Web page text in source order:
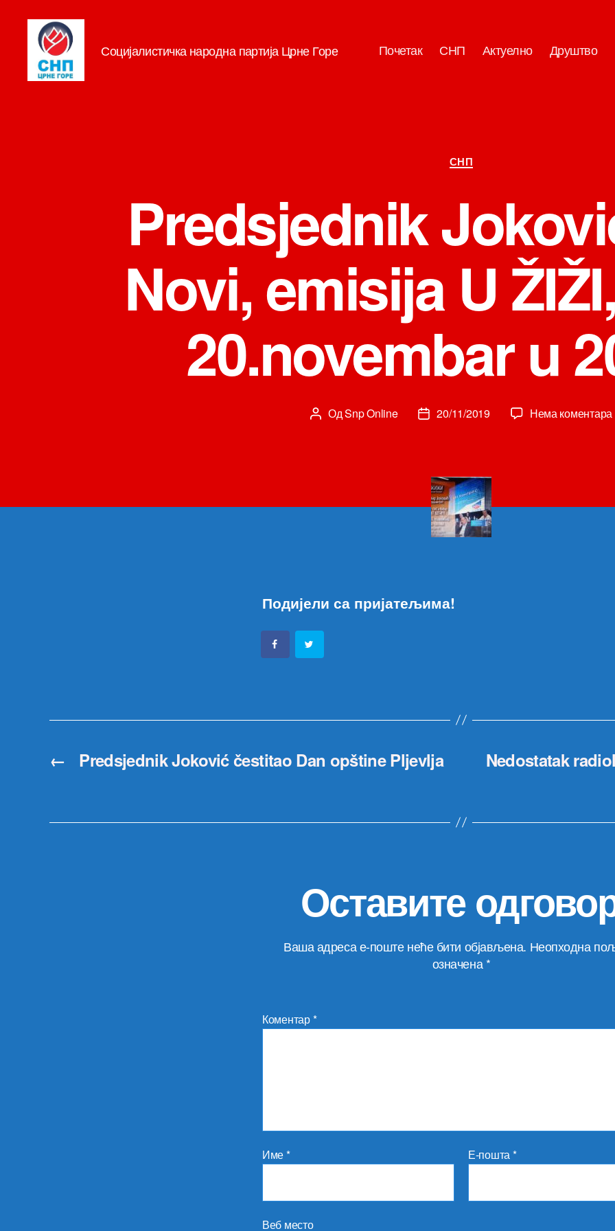
Социјалистичка народна партија Црне Горе Почетак СНП Актуелно Друштво
Категорије
СНП
Predsjednik
Novi, emisija U
20.novembar u
Аутор
ОдSnp Online
Датум
20/11/2019 Нема коментара
Подијели са пријатељима!
← Predsjednik Joković čestitao Dan opštine Pljevlja Nedostatak
Оставите
Ваша адреса е-поште неће бити објављена. Неопходна
означена *
Коментар*
Име* Е-пошта*
Веб место